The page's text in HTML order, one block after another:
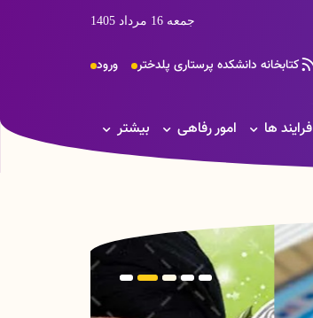
جمعه 16 مرداد 1405
ورود کتابخانه دانشکده پرستاری پلدختر
فرایند ها امور رفاهی بیشتر